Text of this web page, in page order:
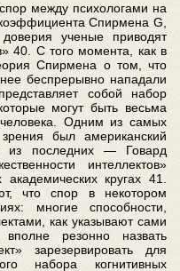
между психологами на
Спирмена G,
ученые приводят
40. С того момента, как в
Спирмена о том, что
беспрерывно нападали
собой набор
могут быть весьма
Одним из самых
был американский
из последних — Говард
интеллектов»
кругах 41.
что спор в некотором
многие способности,
как указывают сами
резонно назвать
зарезервировать для
набора когнитивных